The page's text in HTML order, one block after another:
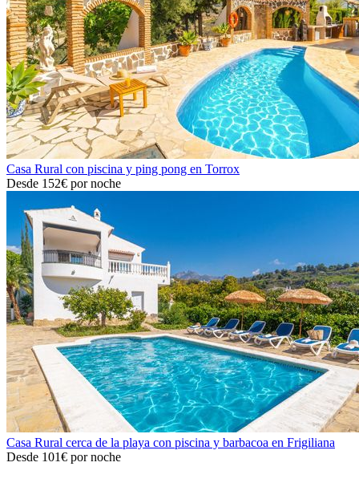
Casa Rural con piscina y ping pong en Torrox
Desde 152€ por noche
Casa Rural cerca de la playa con piscina y barbacoa en Frigiliana
Desde 101€ por noche